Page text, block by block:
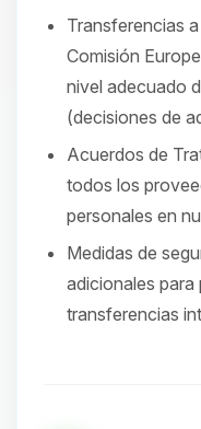
Transferencias
Comisión
nivel adecuado
(decisiones de
Acuerdos de
todos los
personales en
Medidas de
adicionales para
transferencias